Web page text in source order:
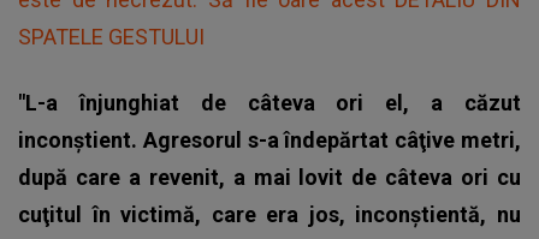
SPATELE GESTULUI
"L-a înjunghiat de câteva ori el, a căzut
inconştient. Agresorul s-a îndepărtat câţive metri,
după care a revenit, a mai lovit de câteva ori cu
cuţitul în victimă, care era jos, inconştientă, nu